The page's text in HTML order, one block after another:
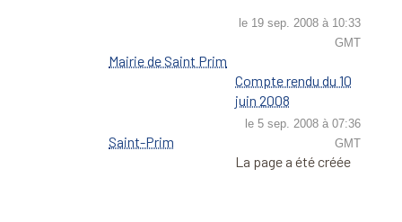
IsèreAdom
Lutte contre l'Ambroisie
Nuisances sonores - feux
Panneau pocket
Automne de la vie
Boules de Chonas - Saint Prim
Centre Loisirs et montagne
Ensemble pour nos enfants Des
projets éducatifs et festifs
Patrimoine
Mairie de Saint Prim
le 19 sep. 2008 à 10:33
GMT
Compte rendu du 10
juin 2008
Saint-Prim
le 5 sep. 2008 à 07:36
GMT
La page a été créée